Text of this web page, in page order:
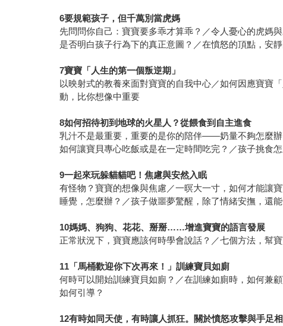
6要規範孩子，但千萬別當虎媽
先問問你自己：寶寶要多乖才算乖？／令人憂心的虎
是否明白孩子行為下的真正意圖？／在憤怒的頂點，安
7寶寶「人生的第一個叛逆期」
以映射式的教養來面對寶寶的自我中心／如何因應寶寶
動，比你想像中重要
8如何招待初到地球的火星人？從餵食到自主進食
乳汁不是最重要，重要的是你的陪伴――奶量不夠怎麼
如何讓寶貝專心吃飯或是在一定時間吃完？／孩子挑食
9一起來玩躲貓貓吧！焦慮與安然入眠
有怪物？寶寶的想像與焦慮／一暝大一寸，如何才能讓
睡覺，怎麼辦？／孩子做噩夢驚醒，除了情緒安撫，還能
10媽媽、狗狗、花花、掰掰……增進寶寶的語言發展
正常狀況下，寶寶應該何時學會說話？／七個方法，幫
11 「馬桶歡迎你下次再來！」訓練寶貝如廁
何時可以開始訓練寶貝如廁？／在訓練如廁時，如何兼
如何引導？
12有時如同天使，有時讓人抓狂。關於憤怒攻擊與手足